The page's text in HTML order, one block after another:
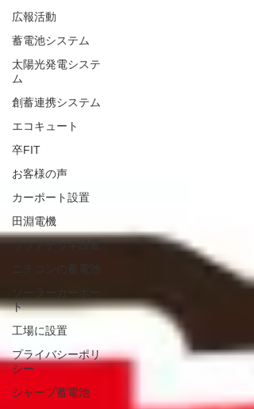
広報活動
蓄電池システム
太陽光発電システ
ム
創蓄連携システム
エコキュート
卒FIT
お客様の声
カーポート設置
田淵電機
ウッドデッキ設置
ニチコンの蓄電池
ソーラーカーポー
ト
工場に設置
プライバシーポリ
シー
シャープ蓄電池